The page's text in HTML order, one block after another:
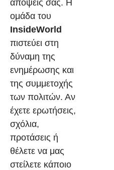
απόψεις σας. Η
ομάδα του
InsideWorld
πιστεύει στη
δύναμη της
ενημέρωσης και
της συμμετοχής
των πολιτών. Αν
έχετε ερωτήσεις,
σχόλια,
προτάσεις ή
θέλετε να μας
στείλετε κάποιο